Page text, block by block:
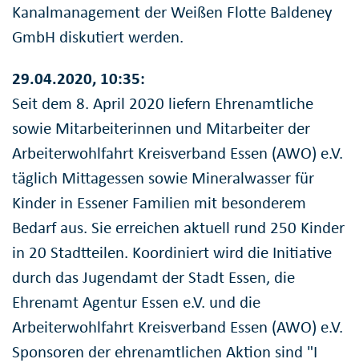
Kanalmanagement der Weißen Flotte Baldeney
GmbH diskutiert werden.
29.04.2020, 10:35:
Seit dem 8. April 2020 liefern Ehrenamtliche
sowie Mitarbeiterinnen und Mitarbeiter der
Arbeiterwohlfahrt Kreisverband Essen (AWO) e.V.
täglich Mittagessen sowie Mineralwasser für
Kinder in Essener Familien mit besonderem
Bedarf aus. Sie erreichen aktuell rund 250 Kinder
in 20 Stadtteilen. Koordiniert wird die Initiative
durch das Jugendamt der Stadt Essen, die
Ehrenamt Agentur Essen e.V. und die
Arbeiterwohlfahrt Kreisverband Essen (AWO) e.V.
Sponsoren der ehrenamtlichen Aktion sind "I